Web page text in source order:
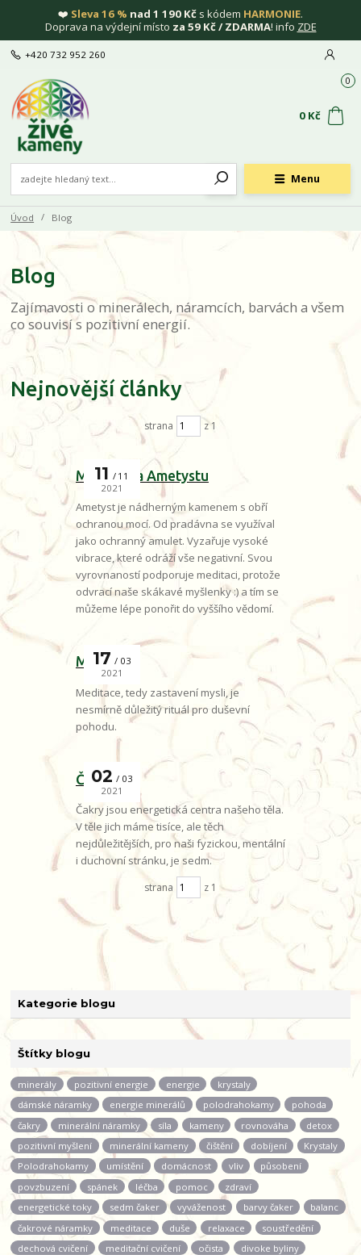
❤️ Sleva 16 % nad 1 190 Kč s kódem HARMONIE.
Doprava na výdejní místo za 59 Kč / ZDARMA! info ZDE
Menu
+420 732 952 260
0
0 Kč
Úvod Blog
Kategorie blogu
Štítky blogu
minerály pozitivní energie energie
krystaly
dámské náramky
energie minerálů polodrahokamy
pohoda
čakry
minerální náramky síla kameny rovnováha
detox
pozitivní myšlení
minerální kameny čištění dobíjení
Krystaly
Polodrahokamy
umístění domácnost vliv
působení
povzbuzení
spánek léčba pomoc
zdraví
energetické toky
sedm čaker vyváženost barvy čaker
balanc
čakrové náramky
meditace duše relaxace
soustředění
dechová cvičení
meditační cvičení očista
divoke byliny
Blog
Zajímavosti o minerálech, náramcích, barvách a všem
co souvisí s pozitivní energií.
Nejnovější články
strana z 1
Mocná síla Ametystu
11
11
2021
Ametyst je nádherným kamenem s obří
ochranou mocí. Od pradávna se využíval
jako ochranný amulet. Vyzařuje vysoké
vibrace, které odráží vše negativní. Svou
vyrovnaností podporuje meditaci, protože
odvrací naše skákavé myšlenky :) a tím se
můžeme lépe ponořit do vyššího vědomí.
Meditace
17
03
2021
Meditace, tedy zastavení mysli, je
nesmírně důležitý rituál pro duševní
pohodu.
Čakry
02
03
2021
Čakry jsou energetická centra našeho těla.
V těle jich máme tisíce, ale těch
nejdůležitějších, pro naši fyzickou, mentální
i duchovní stránku, je sedm.
strana z 1